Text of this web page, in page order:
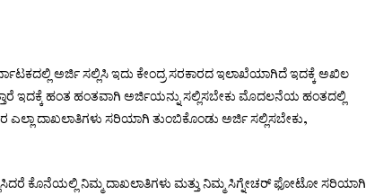
ಅರ್ಜಿ ಸಲ್ಲಿಸಿ ಇದು ಕೇಂದ್ರ ಸರಕಾರದ ಇಲಾಖೆಯಾಗಿದೆ ಇದಕ್ಕೆ ಅಖಿಲ
ಇದಕ್ಕೆ ಹಂತ ಹಂತವಾಗಿ ಅರ್ಜಿಯನ್ನು ಸಲ್ಲಿಸಬೇಕು ಮೊದಲನೆಯ ಹಂತದಲ್ಲಿ
ಎಲ್ಲಾ ದಾಖಲಾತಿಗಳು ಸರಿಯಾಗಿ ತುಂಬಿಕೊಂಡು ಅರ್ಜಿ ಸಲ್ಲಿಸಬೇಕು,
ಕೊನೆಯಲ್ಲಿ ನಿಮ್ಮ ದಾಖಲಾತಿಗಳು ಮತ್ತು ನಿಮ್ಮ ಸಿಗ್ನೇಚರ್ ಫೋಟೋ ಸರಿಯಾಗಿ